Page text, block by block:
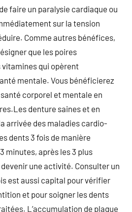
faire un paralysie cardiaque ou
sur la tension
Comme autres bénéfices,
que les poires
qui opèrent
mentale. Vous bénéficierez
corporel et mentale en
denture saines et en
arrivée des maladies cardio-
dents 3 fois de manière
minutes, après les 3 plus
une activité. Consulter un
est aussi capital pour vérifier
et pour soigner les dents
L’accumulation de plaque